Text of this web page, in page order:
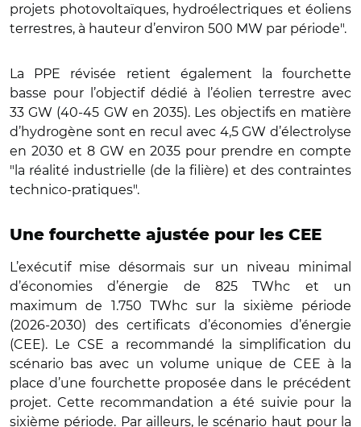
projets photovoltaïques, hydroélectriques et éoliens
terrestres, à hauteur d’environ 500 MW par période".
La PPE révisée retient également la fourchette
basse pour l’objectif dédié à l’éolien terrestre avec
33 GW (40-45 GW en 2035). Les objectifs en matière
d’hydrogène sont en recul avec 4,5 GW d’électrolyse
en 2030 et 8 GW en 2035 pour prendre en compte
"la réalité industrielle (de la filière) et des contraintes
technico-pratiques".
Une fourchette ajustée pour les CEE
L’exécutif mise désormais sur un niveau minimal
d’économies d’énergie de 825 TWhc et un
maximum de 1.750 TWhc sur la sixième période
(2026-2030) des certificats d’économies d’énergie
(CEE). Le CSE a recommandé la simplification du
scénario bas avec un volume unique de CEE à la
place d’une fourchette proposée dans le précédent
projet. Cette recommandation a été suivie pour la
sixième période. Par ailleurs, le scénario haut pour la